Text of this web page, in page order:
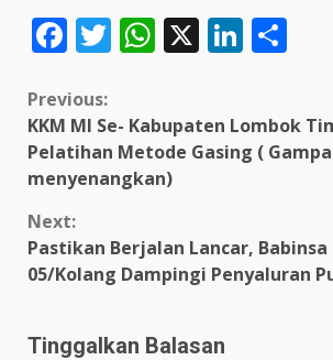
Facebook
Twitter
WhatsApp
X
Continue
Reading
Previous:
KKM MI Se- Kabupaten Lombok
Pelatihan Metode Gasing (
menyenangkan)
Next:
Pastikan Berjalan Lancar,
05/Kolang Dampingi Penyaluran
Tinggalkan Balasan